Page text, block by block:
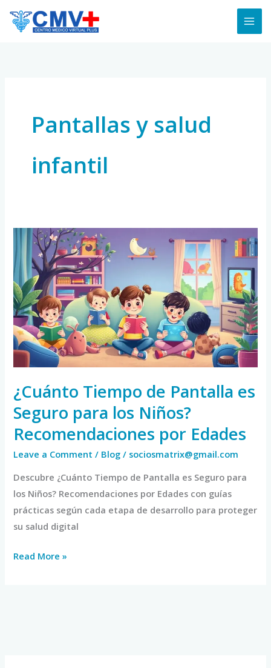
Pantallas y salud
infantil
¿Cuánto Tiempo de Pantalla es
Seguro para los Niños?
Recomendaciones por Edades
Leave a Comment / Blog / sociosmatrix@gmail.com
Descubre ¿Cuánto Tiempo de Pantalla es Seguro para
los Niños? Recomendaciones por Edades con guías
prácticas según cada etapa de desarrollo para proteger
su salud digital
¿Cuánto
Tiempo
de
Pantalla
es
Seguro
para
los
Niños?
Recomendaciones
por
Edades
Read More »